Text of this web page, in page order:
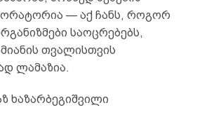
— აქ ჩანს, როგორ
საოცრებებს,
თვალისთვის
ლამაზია.
ხაზარბეგიშვილი